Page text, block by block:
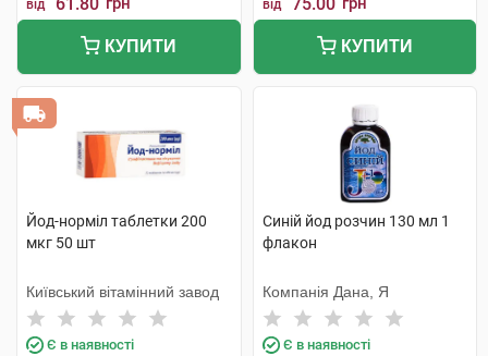
від
КУПИТИ
від
КУПИТИ
Йод-норміл таблетки 200
мкг 50 шт
Київський вітамінний завод
Є в наявності
Синій йод розчин 130 мл 1
флакон
Компанія Дана, Я
Є в наявності